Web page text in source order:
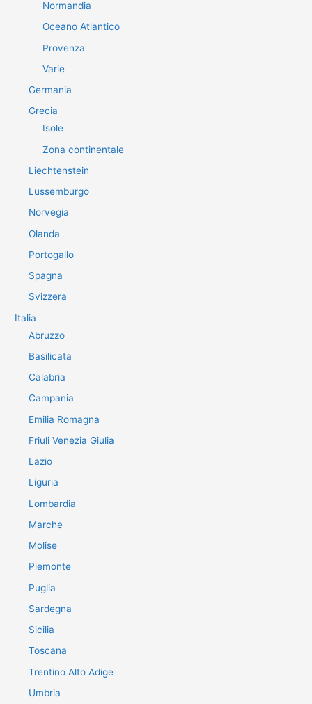
Normandia
Oceano Atlantico
Provenza
Varie
Germania
Grecia
Isole
Zona continentale
Liechtenstein
Lussemburgo
Norvegia
Olanda
Portogallo
Spagna
Svizzera
Italia
Abruzzo
Basilicata
Calabria
Campania
Emilia Romagna
Friuli Venezia Giulia
Lazio
Liguria
Lombardia
Marche
Molise
Piemonte
Puglia
Sardegna
Sicilia
Toscana
Trentino Alto Adige
Umbria